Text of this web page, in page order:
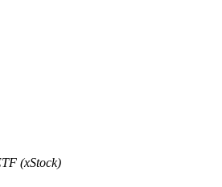
renda passiva
(xStock)